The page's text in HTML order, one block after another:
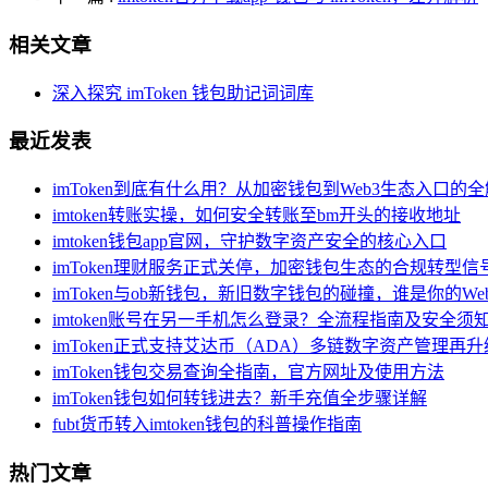
相关文章
深入探究 imToken 钱包助记词词库
最近发表
imToken到底有什么用？从加密钱包到Web3生态入口的
imtoken转账实操，如何安全转账至bm开头的接收地址
imtoken钱包app官网，守护数字资产安全的核心入口
imToken理财服务正式关停，加密钱包生态的合规转型信
imToken与ob新钱包，新旧数字钱包的碰撞，谁是你的
imtoken账号在另一手机怎么登录？全流程指南及安全须知
imToken正式支持艾达币（ADA）多链数字资产管理再升
imToken钱包交易查询全指南，官方网址及使用方法
imToken钱包如何转钱进去？新手充值全步骤详解
fubt货币转入imtoken钱包的科普操作指南
热门文章